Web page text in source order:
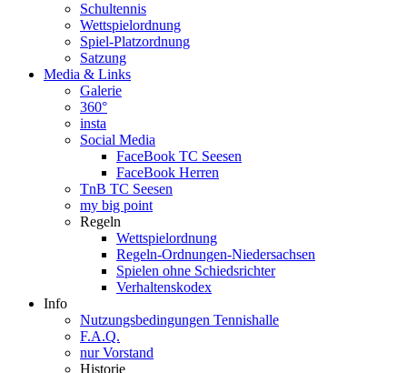
Schultennis
Wettspielordnung
Spiel-Platzordnung
Satzung
Media & Links
Galerie
360°
insta
Social Media
FaceBook TC Seesen
FaceBook Herren
TnB TC Seesen
my big point
Regeln
Wettspielordnung
Regeln-Ordnungen-Niedersachsen
Spielen ohne Schiedsrichter
Verhaltenskodex
Info
Nutzungsbedingungen Tennishalle
F.A.Q.
nur Vorstand
Historie